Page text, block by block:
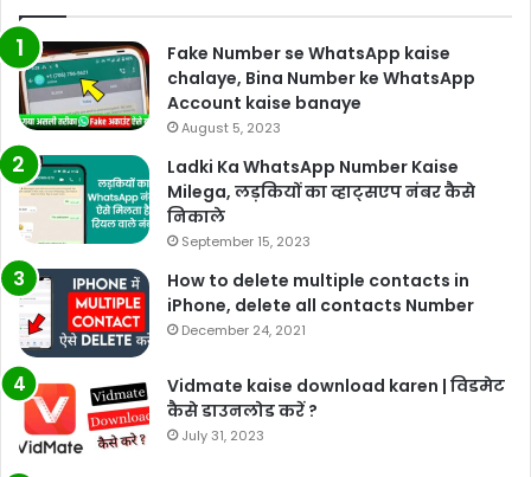
Fake Number se WhatsApp kaise
chalaye, Bina Number ke WhatsApp
Account kaise banaye
August 5, 2023
Ladki Ka WhatsApp Number Kaise
Milega, लड़कियों का व्हाट्सएप नंबर कैसे
निकाले
September 15, 2023
How to delete multiple contacts in
iPhone, delete all contacts Number
December 24, 2021
Vidmate kaise download karen | विडमेट
कैसे डाउनलोड करें ?
July 31, 2023